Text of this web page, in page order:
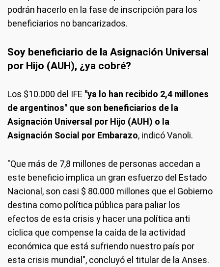
podrán hacerlo en la fase de inscripción para los
beneficiarios no bancarizados.
Soy beneficiario de la Asignación Universal
por Hijo (AUH), ¿ya cobré?
Los $10.000 del IFE "ya lo han recibido 2,4 millones
de argentinos" que son beneficiarios de la
Asignación Universal por Hijo (AUH) o la
Asignación Social por Embarazo, indicó Vanoli.
"Que más de 7,8 millones de personas accedan a
este beneficio implica un gran esfuerzo del Estado
Nacional, son casi $ 80.000 millones que el Gobierno
destina como política pública para paliar los
efectos de esta crisis y hacer una política anti
cíclica que compense la caída de la actividad
económica que está sufriendo nuestro país por
esta crisis mundial", concluyó el titular de la Anses.